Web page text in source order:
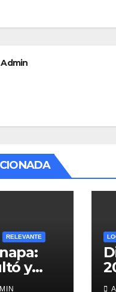
Admin
RELEVANTE
y